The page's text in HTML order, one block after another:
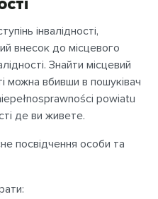
інвалідності,
внесок до місцевого
Знайти місцевий
можна вбивши в пошуківач
powiatu
де ви живете.
посвідчення особи та